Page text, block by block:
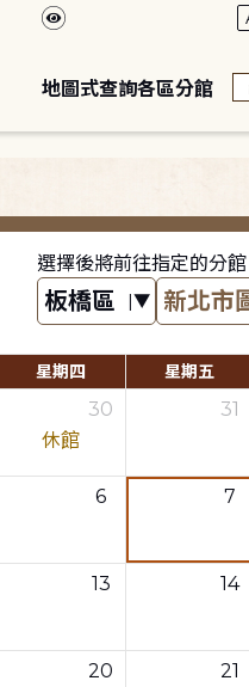
地圖式查詢各區分館
選擇後將前往指定的分館
星期四 星期五
30
休館
31
6 7
13 14
20 21